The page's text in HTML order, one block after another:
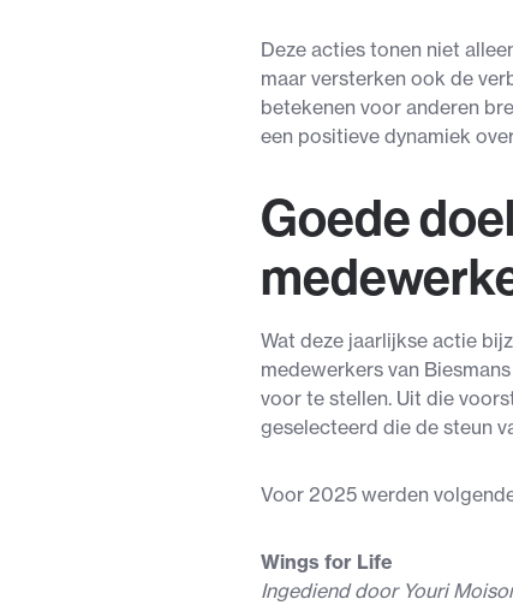
Deze acties tonen niet
maar versterken ook de
betekenen voor anderen
een positieve dynamiek
Goede
Wat deze jaarlijkse actie
medewerkers van
voor te stellen. Uit die
geselecteerd die de steun
Voor 2025 werden
Wings for Life
Ingediend door Youri